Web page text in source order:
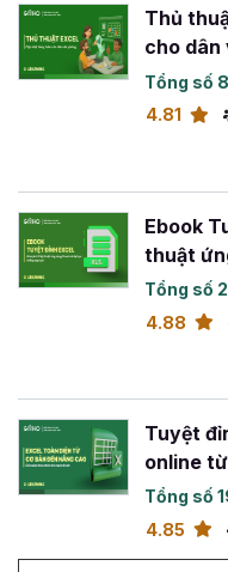
Thủ
cho dân
Tổng số
4.81
Ebook
thuật
dạy bạn
Tổng số
4.88
Tuyệt
online
Tổng số
4.85